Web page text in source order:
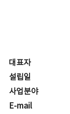
대표자
설립일
사업분야
E-mail